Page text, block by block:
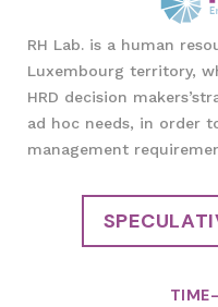
RH Lab. is a human
Luxembourg territory,
HRD decision
ad hoc needs, in order
management